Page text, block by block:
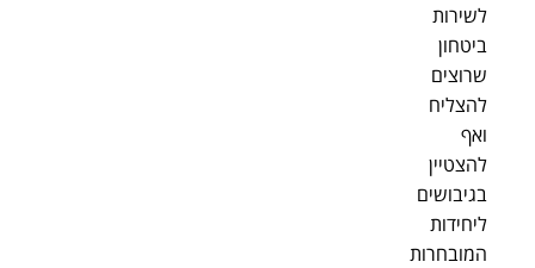
לשירות
ביטחון
שרוצים
להצליח
ואף
להצטיין
בגיבושים
ליחידות
המובחרות